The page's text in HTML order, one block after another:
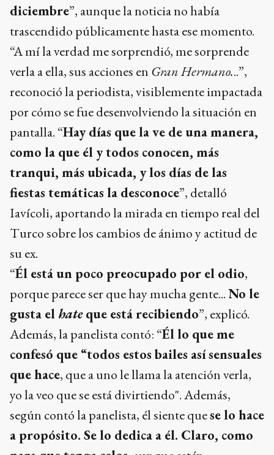
diciembre”, aunque la noticia no había
trascendido públicamente hasta ese momento.
“A mí la verdad me sorprendió, me sorprende
verla a ella, sus acciones en Gran Hermano...”,
reconoció la periodista, visiblemente impactada
por cómo se fue desenvolviendo la situación en
pantalla. “Hay días que la ve de una manera,
como la que él y todos conocen, más
tranqui, más ubicada, y los días de las
fiestas temáticas la desconoce”, detalló
Iavícoli, aportando la mirada en tiempo real del
Turco sobre los cambios de ánimo y actitud de
su ex.
“Él está un poco preocupado por el odio,
porque parece ser que hay mucha gente...No le
gusta el hateque está recibiendo”, explicó.
Además, la panelista contó: “Él lo que me
confesó que “todos estos bailes así sensuales
que hace, que a uno le llama la atención verla,
yo la veo que se está divirtiendo". Además,
según contó la panelista, él siente quese lo hace
a propósito. Se lo dedica a él. Claro, como